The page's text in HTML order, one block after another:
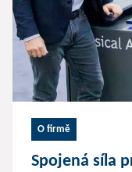
O firmě
Spojená síla